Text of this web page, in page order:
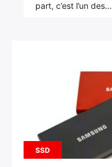
part, c’est l’un des…
SSD